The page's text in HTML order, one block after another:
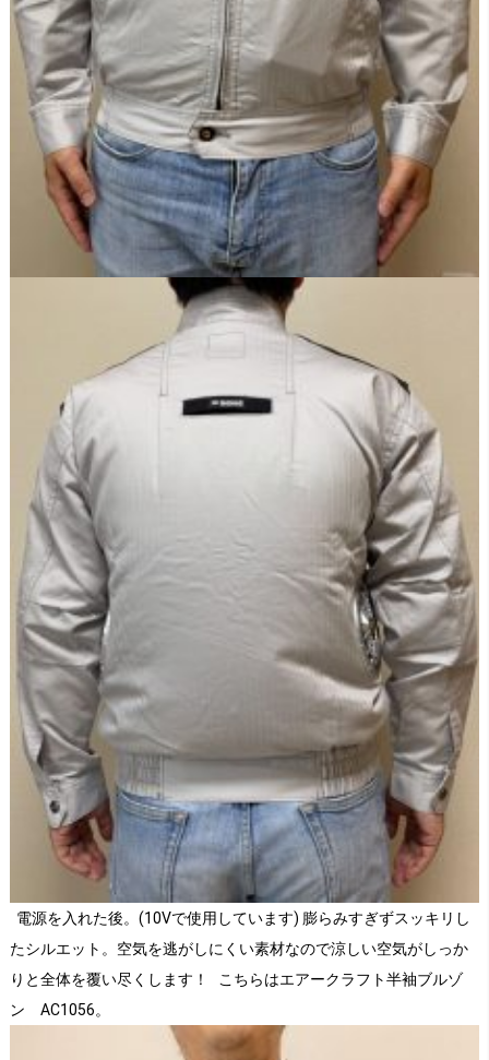
電源を入れた後。(10Vで使用しています) 膨らみすぎずスッキリし
たシルエット。 空気を逃がしにくい素材なので涼しい空気がしっか
りと全体を覆い尽くします！
こちらはエアークラフト半袖ブルゾ
ン AC1056。